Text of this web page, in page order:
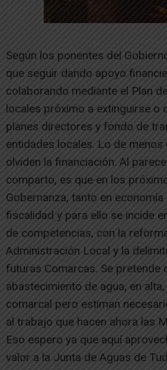
Según los ponentes del
que seguir dando apoyo
colaborando mediante el Plan
locales próximo a extinguirse o
planes directores y fondo de
entidades locales. Lo de
olviden la financiación. Al
comparto, es que en los
Gobernanza, tanto en
fiscalidad y para ello se incide
de competencias, con la
Administración Local y la
futuras Comarcas. Se pretende
abastecimiento de agua, en
comarcal pero estiman
al trabajo que hacen ahora las
Eso espero ya que aquí
valor a la Junta de Aguas de